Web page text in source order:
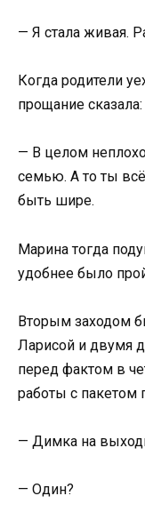
— Я стала живая.
Когда родители
прощание сказала:
— В целом
семью. А то ты
быть шире.
Марина тогда
удобнее было
Вторым заходом
Ларисой и двумя
перед фактом в
работы с пакетом
— Димка на
— Один?